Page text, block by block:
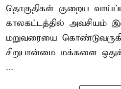
தொகுதிகள் குறைய
காலகட்டத்தில் அவசியம்
மறுவரையை
சிறுபான்மை மக்களை
...